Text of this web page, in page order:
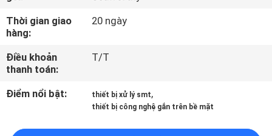
MÁY
KIỂM
SOÁT
LƯỢNG
Thời gian giao
hàng:
20 ngày
Điều khoản
thanh toán:
T/T
Điểm nổi bật: thiết bị xử lý smt,
thiết bị công nghệ gắn trên bề mặt